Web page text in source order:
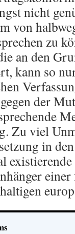
nicht
von
zu
an den
kann so
der
Zu viel
in